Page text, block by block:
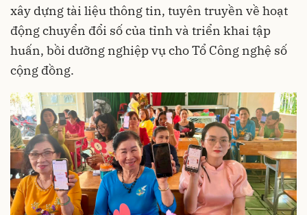
xây dựng tài liệu thông tin, tuyên truyền về hoạt
động chuyển đổi số của tỉnh và triển khai tập
huấn, bồi dưỡng nghiệp vụ cho Tổ Công nghệ số
cộng đồng.